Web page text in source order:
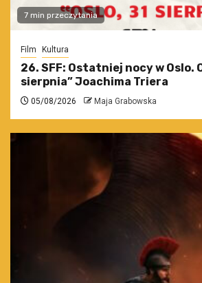
7 min przeczytania
Film Kultura
26. SFF: Ostatniej nocy w Oslo. O
sierpnia” Joachima Triera
05/08/2026 Maja Grabowska